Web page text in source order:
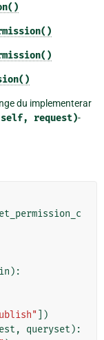
du implementerar
request)-
):
])
, queryset ):